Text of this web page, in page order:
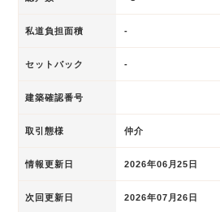
私道負担面積 -
セットバック -
建築確認番号
取引態様 仲介
情報更新日 2026年06月25日
次回更新日 2026年07月26日